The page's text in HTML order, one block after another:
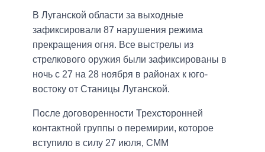
В Луганской области за выходные
зафиксировали 87 нарушения режима
прекращения огня. Все выстрелы из
стрелкового оружия были зафиксированы в
ночь с 27 на 28 ноября в районах к юго-
востоку от Станицы Луганской.
После договоренности Трехсторонней
контактной группы о перемирии, которое
вступило в силу 27 июля, СММ